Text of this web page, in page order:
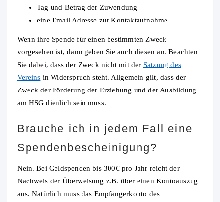
Tag und Betrag der Zuwendung
eine Email Adresse zur Kontaktaufnahme
Wenn ihre Spende für einen bestimmten Zweck
vorgesehen ist, dann geben Sie auch diesen an. Beachten
Sie dabei, dass der Zweck nicht mit der Satzung des
Vereins in Widerspruch steht. Allgemein gilt, dass der
Zweck der Förderung der Erziehung und der Ausbildung
am HSG dienlich sein muss.
Brauche ich in jedem Fall eine
Spendenbescheinigung?
Nein. Bei Geldspenden bis 300€ pro Jahr reicht der
Nachweis der Überweisung z.B. über einen Kontoauszug
aus. Natürlich muss das Empfängerkonto des